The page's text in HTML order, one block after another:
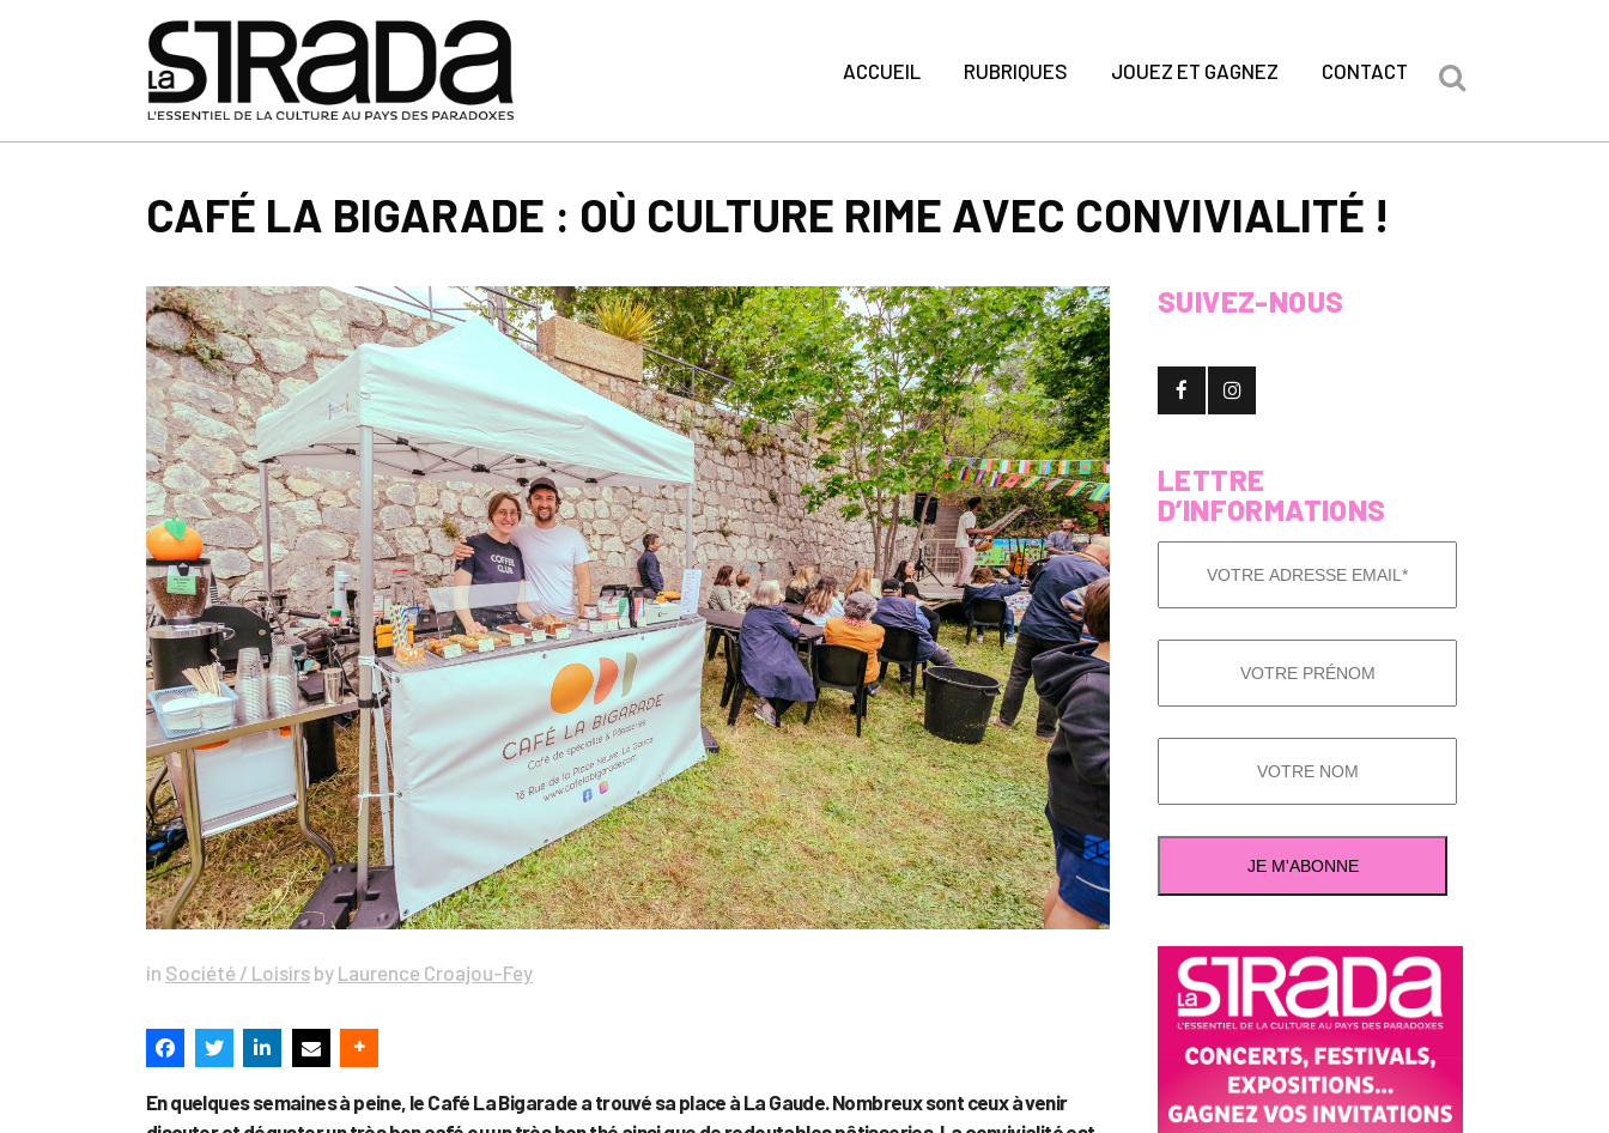
ACCUEIL RUBRIQUES JOUEZ ET GAGNEZ CONTACT
CAFÉ LA BIGARADE : OÙ CULTURE RIME AVEC CONVIVIALITÉ !
in Société / Loisirs by Laurence Croajou-Fey
En quelques semaines à peine, le Café La Bigarade a trouvé sa place à La Gaude. Nombreux sont ceux à venir
SUIVEZ-NOUS
LETTRE
D’INFORMATIONS